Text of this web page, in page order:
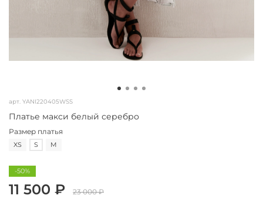
арт. YANI220405WSS
Платье макси белый серебро
Размер платья
XS S M
-50%
11 500 ₽ 23 000 ₽